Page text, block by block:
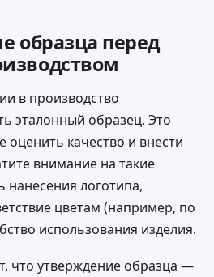
образца перед
в производство
эталонный образец. Это
оценить качество и внести
внимание на такие
нанесения логотипа,
цветам (например, по
использования изделия.
что утверждение образца —